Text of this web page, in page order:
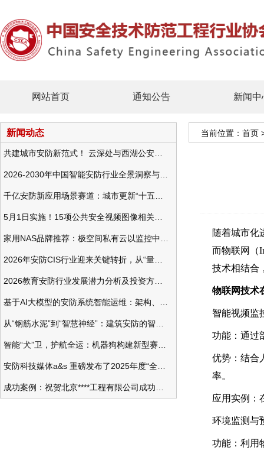
网站首页 通知公告 新闻中
新闻动态 当前位置： 首页
随着城市化
而物联网（
技术相结合
物联网技术
智能视频监
功能：通过
优势：结合
率。
应用实例：
环境监测与
功能：利用